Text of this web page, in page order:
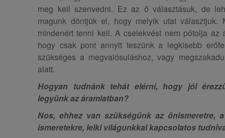
meg kell szenvedni. Ez az ő választásuk, de
magunk döntjük el, hogy melyik utat választjuk.
mindenért tenni kell. A cselekvést nem pótolja az
hogy csak pont annyit teszünk a legkisebb
szükséges a megvalósuláshoz, vagy
alatt.
Hogyan tudnánk tehát elérni, hogy jól
legyünk az áramlatban?
Nos, ehhez van szükségünk az önismeretre,
ismeretekre, lelki világunkkal kapcsolatos